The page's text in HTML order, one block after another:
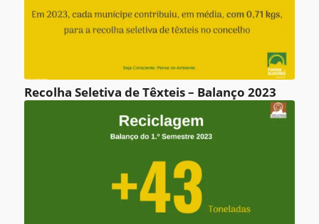
Recolha Seletiva de Têxteis – Balanço 2023